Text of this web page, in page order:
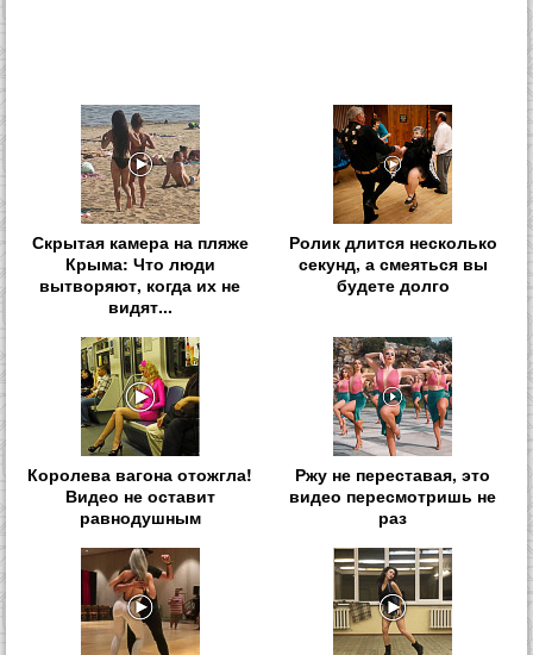
Скрытая камера на пляже
Крыма: Что люди
вытворяют, когда их не
видят...
Ролик длится несколько
секунд, а смеяться вы
будете долго
Королева вагона отожгла!
Видео не оставит
равнодушным
Ржу не переставая, это
видео пересмотришь не
раз